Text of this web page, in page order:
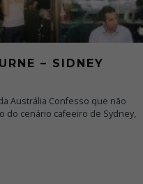
– SIDNEY
Austrália Confesso que não
do cenário cafeeiro de Sydney,